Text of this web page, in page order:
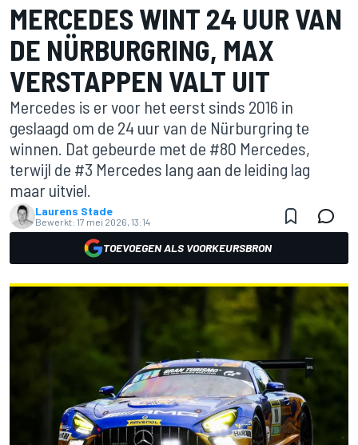
MERCEDES WINT 24 UUR VAN
DE NÜRBURGRING, MAX
VERSTAPPEN VALT UIT
Mercedes is er voor het eerst sinds 2016 in
geslaagd om de 24 uur van de Nürburgring te
winnen. Dat gebeurde met de #80 Mercedes,
terwijl de #3 Mercedes lang aan de leiding lag
maar uitviel.
Laurens Stade
Bewerkt: 17 mei 2026, 13:14
TOEVOEGEN ALS VOORKEURSBRON